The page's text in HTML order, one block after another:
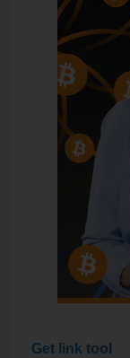
Get link tool